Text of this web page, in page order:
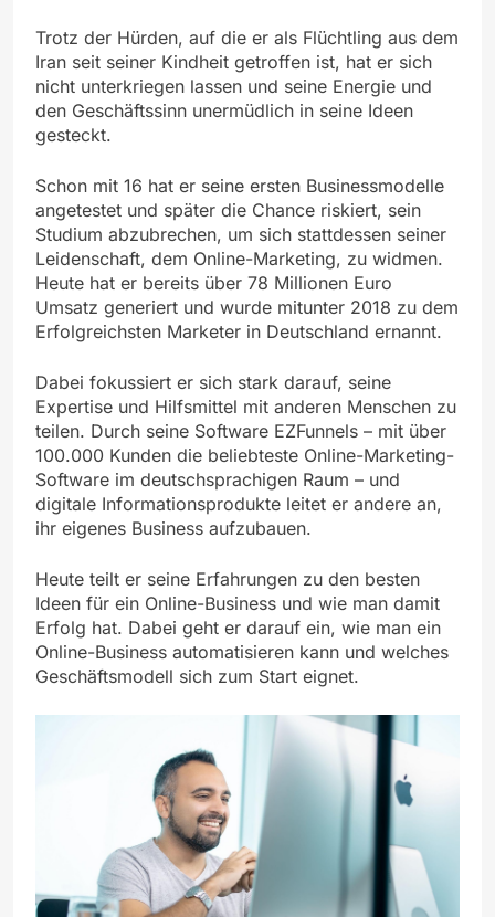
Trotz der Hürden, auf die er als Flüchtling aus dem
Iran seit seiner Kindheit getroffen ist, hat er sich
nicht unterkriegen lassen und seine Energie und
den Geschäftssinn unermüdlich in seine Ideen
gesteckt.
Schon mit 16 hat er seine ersten Businessmodelle
angetestet und später die Chance riskiert, sein
Studium abzubrechen, um sich stattdessen seiner
Leidenschaft, dem Online-Marketing, zu widmen.
Heute hat er bereits über 78 Millionen Euro
Umsatz generiert und wurde mitunter 2018 zu dem
Erfolgreichsten Marketer in Deutschland ernannt.
Dabei fokussiert er sich stark darauf, seine
Expertise und Hilfsmittel mit anderen Menschen zu
teilen. Durch seine Software EZFunnels – mit über
100.000 Kunden die beliebteste Online-Marketing-
Software im deutschsprachigen Raum – und
digitale Informationsprodukte leitet er andere an,
ihr eigenes Business aufzubauen.
Heute teilt er seine Erfahrungen zu den besten
Ideen für ein Online-Business und wie man damit
Erfolg hat. Dabei geht er darauf ein, wie man ein
Online-Business automatisieren kann und welches
Geschäftsmodell sich zum Start eignet.